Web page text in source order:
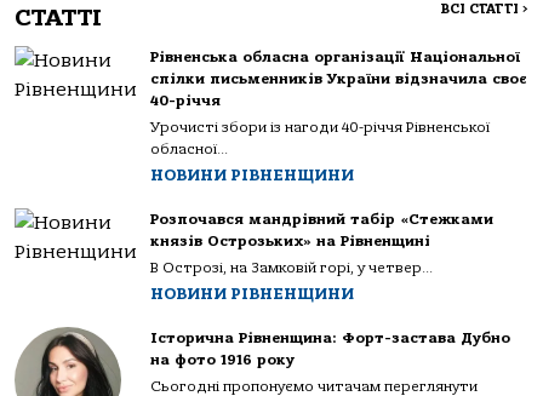
СТАТТІ ВСІ СТАТТІ >
Рівненська обласна організації Національної
спілки письменників України відзначила своє
40-річчя
Урочисті збори із нагоди 40-річчя Рівненської
обласної...
НОВИНИ РІВНЕНЩИНИ
Розпочався мандрівний табір «Стежками
князів Острозьких» на Рівненщині
В Острозі, на Замковій горі, у четвер...
НОВИНИ РІВНЕНЩИНИ
Історична Рівненщина: Форт-застава Дубно
на фото 1916 року
Сьогодні пропонуємо читачам переглянути